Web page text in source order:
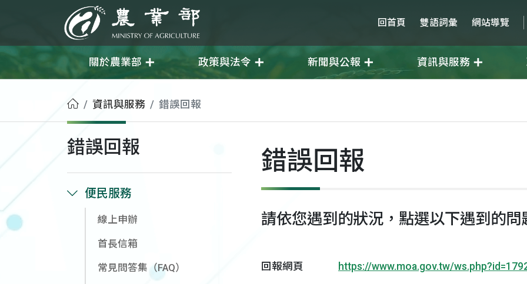
農業部 回首頁 雙語詞彙 網站導覽
關於農業部 政策與法令 新聞與公報 資訊與服務
首頁資訊與服務 錯誤回報
錯誤回報
便民服務
線上申辦
首長信箱
常見問答集（FAQ）
錯誤回報
請依您遇到的狀況，點選以下遇到的問
回報網頁 https://www.moa.gov.tw/